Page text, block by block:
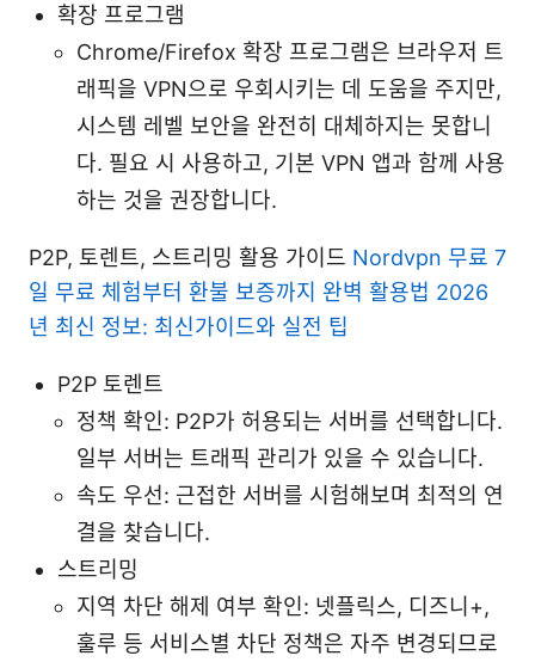
확장 프로그램
Chrome/Firefox 확장 프로그램은 브라우저 트
래픽을 VPN으로 우회시키는 데 도움을 주지만,
시스템 레벨 보안을 완전히 대체하지는 못합니
다. 필요 시 사용하고, 기본 VPN 앱과 함께 사용
하는 것을 권장합니다.
P2P, 토렌트, 스트리밍 활용 가이드 Nordvpn 무료 7
일 무료 체험부터 환불 보증까지 완벽 활용법 2026
년 최신 정보: 최신가이드와 실전 팁
P2P 토렌트
정책 확인: P2P가 허용되는 서버를 선택합니다.
일부 서버는 트래픽 관리가 있을 수 있습니다.
속도 우선: 근접한 서버를 시험해보며 최적의 연
결을 찾습니다.
스트리밍
지역 차단 해제 여부 확인: 넷플릭스, 디즈니+,
훌루 등 서비스별 차단 정책은 자주 변경되므로